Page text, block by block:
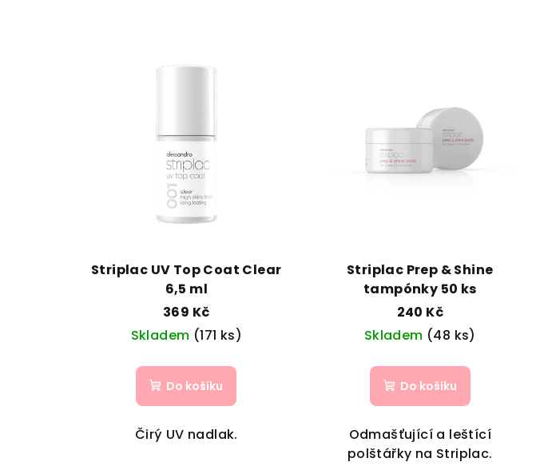
Striplac UV Top Coat Clear
6,5 ml
369 Kč
Skladem (171 ks)
Do košíku
Čirý UV nadlak.
Striplac Prep & Shine
tampónky 50 ks
240 Kč
Skladem (48 ks)
Do košíku
Odmašťující a leštící
polštářky na Striplac.